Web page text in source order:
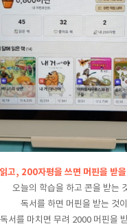
고, 200자평을 쓰면 머핀을 받
오늘의 학습을 하고 콘을 받는
독서를 하면 머핀을 받는 것
서를 마치면 무려 2000 머핀을